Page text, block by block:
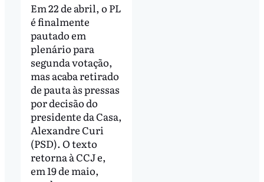
Em 22 de abril, o PL
é finalmente
pautado em
plenário para
segunda votação,
mas acaba retirado
de pauta às pressas
por decisão do
presidente da Casa,
Alexandre Curi
(PSD). O texto
retorna à CCJ e,
em 19 de maio,